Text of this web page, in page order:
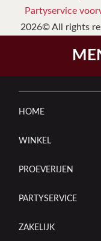
Partyservice
2026© All rights
HOME
WINKEL
PROEVERIJEN
PARTYSERVICE
ZAKELIJK